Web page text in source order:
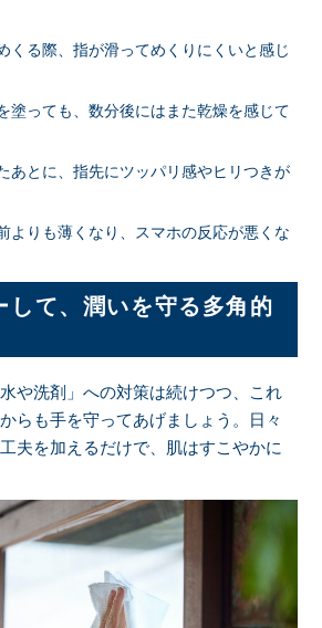
くる際、指が滑ってめくりにくいと感じ
塗っても、数分後にはまた乾燥を感じて
あとに、指先にツッパリ感やヒリつきが
よりも薄くなり、スマホの反応が悪くな
して、潤いを守る多角的
や洗剤」への対策は続けつつ、これ
らも手を守ってあげましょう。日々
夫を加えるだけで、肌はすこやかに